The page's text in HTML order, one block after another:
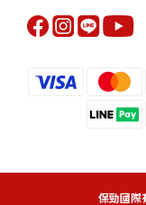
保勁國際